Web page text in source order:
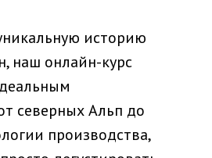
историю
наш онлайн-курс
северных Альп до
производства,